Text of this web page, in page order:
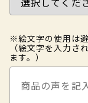
※絵文字の使用は
（絵文字を入力さ
ます。）